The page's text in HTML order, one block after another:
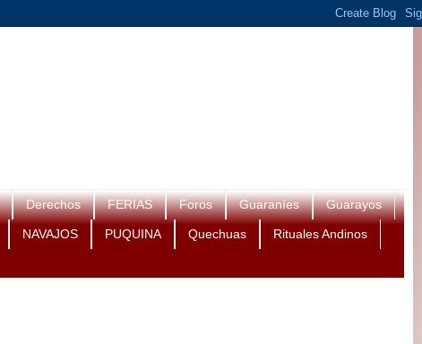
Derechos FERIAS Foros Guaraníes Guarayos
NAVAJOS PUQUINA Quechuas Rituales Andinos